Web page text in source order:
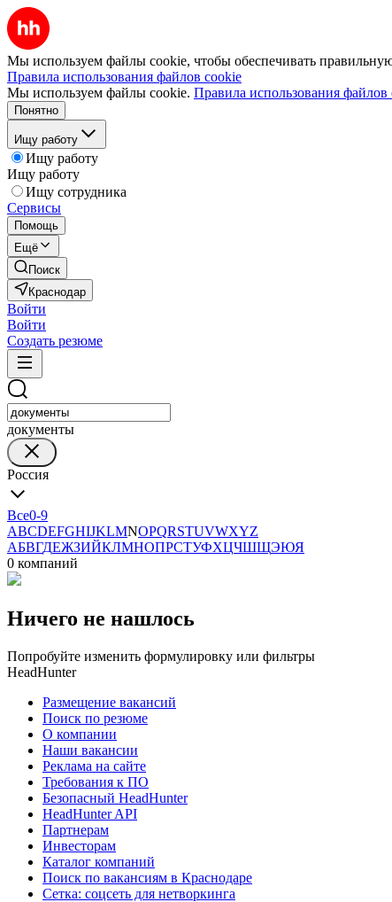
Мы используем файлы cookie, чтобы обеспечивать
Правила использования файлов cookie
Мы используем файлы cookie. Правила использования файлов
Понятно
Ищу работу
Ищу работу
Ищу работу
Ищу сотрудника
Сервисы
Помощь
Ещё
Поиск
Краснодар
Войти
Войти
Создать резюме
документы
Россия
Все0-9
ABCDEFGHIJKLMNOPQRSTUVWXYZ
АБВГДЕЖЗИЙКЛМНОПРСТУФХЦЧШЩЭЮЯ
0 компаний
Ничего не нашлось
Попробуйте изменить формулировку или фильтры
HeadHunter
Размещение вакансий
Поиск по резюме
О компании
Наши вакансии
Реклама на сайте
Требования к ПО
Безопасный HeadHunter
HeadHunter API
Партнерам
Инвесторам
Каталог компаний
Поиск по вакансиям в Краснодаре
Сетка: соцсеть для нетворкинга